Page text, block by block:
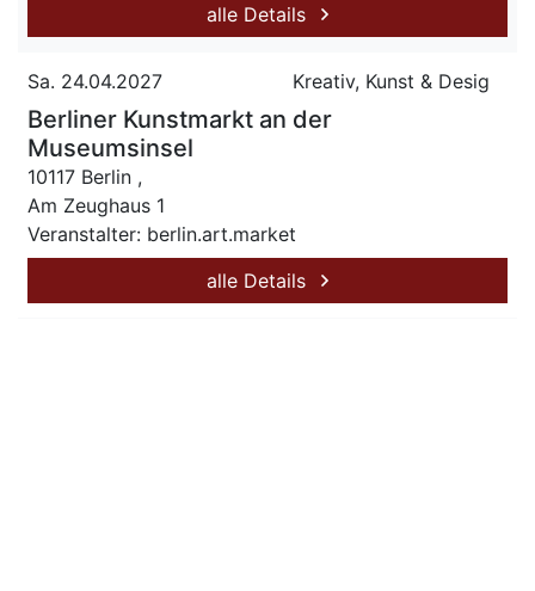
alle Details
Sa. 24.04.2027 Kreativ, Kunst & Desig
Berliner Kunstmarkt an der
Museumsinsel
10117 Berlin ,
Am Zeughaus 1
Veranstalter: berlin.art.market
alle Details